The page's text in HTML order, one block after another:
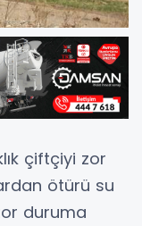
çiftçiyi zor
ötürü su
duruma